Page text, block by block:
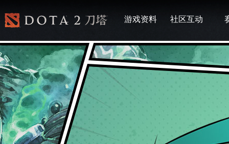
游戏资料 社区互动